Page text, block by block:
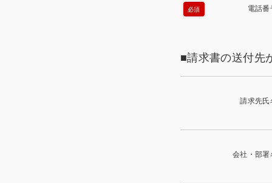
必須 電話番
■請求書の送付先
請求先氏
会社・部署